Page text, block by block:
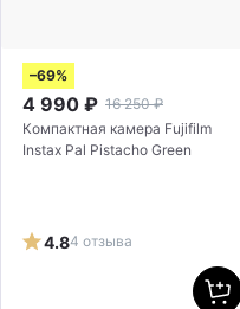
–69%
4 990 ₽ 16 250 ₽
Компактная камера Fujifilm
Instax Pal Pistacho Green
4.84 отзыва